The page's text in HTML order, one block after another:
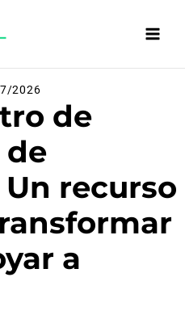
2026
de
de
recurso
a